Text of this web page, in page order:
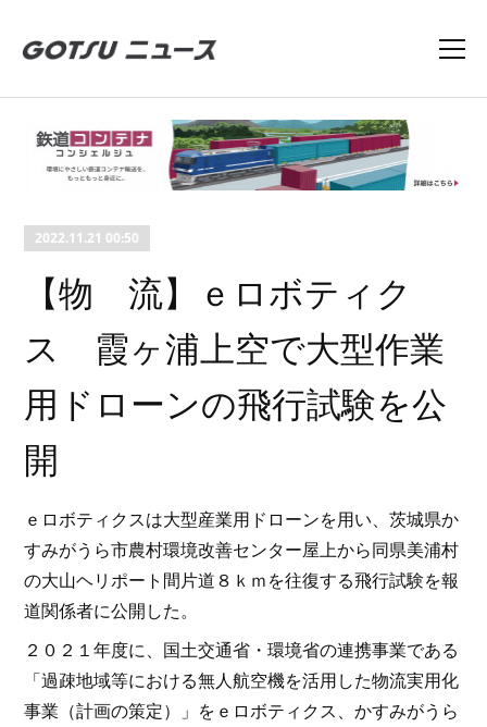
2022.11.21 00:50
【物 流】ｅロボティク
ス 霞ヶ浦上空で大型作業
用ドローンの飛行試験を公
開
ｅロボティクスは大型産業用ドローンを用い、茨城県か
すみがうら市農村環境改善センター屋上から同県美浦村
の大山ヘリポート間片道８ｋｍを往復する飛行試験を報
道関係者に公開した。
２０２１年度に、国土交通省・環境省の連携事業である
「過疎地域等における無人航空機を活用した物流実用化
事業（計画の策定）」をｅロボティクス、かすみがうら